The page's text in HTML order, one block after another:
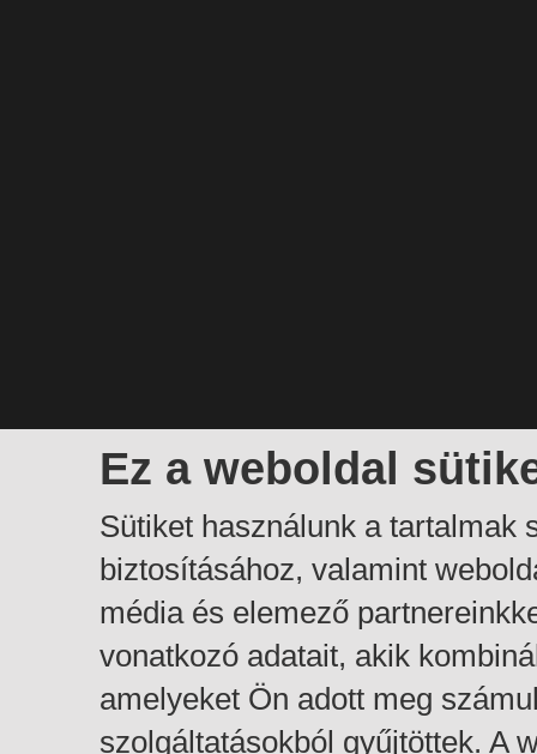
Ez a weboldal
Sütiket használunk a tartalmak
biztosításához, valamint
média és elemező
vonatkozó adatait, akik
amelyeket Ön adott meg
szolgáltatásokból gyűjtöttek. A